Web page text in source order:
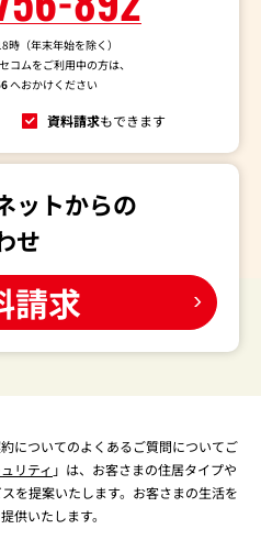
資料請求もできます
（年末年始を除く）
コムをご利用中の方は、
へおかけください
ットからの
せ
請求
についてのよくあるご質問についてご
リティ 」は、お客さまの住居タイプや
を提案いたします。お客さまの生活を
供いたします。